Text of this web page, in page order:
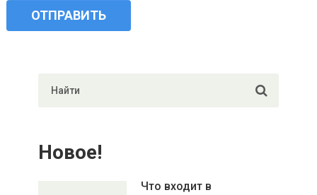
Новое!
Что входит в